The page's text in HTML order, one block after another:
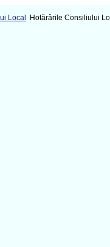
Local Hotărârile Consiliului